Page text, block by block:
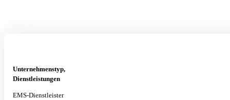
Unternehmenstyp,
Dienstleistungen
EMS-Dienstleister